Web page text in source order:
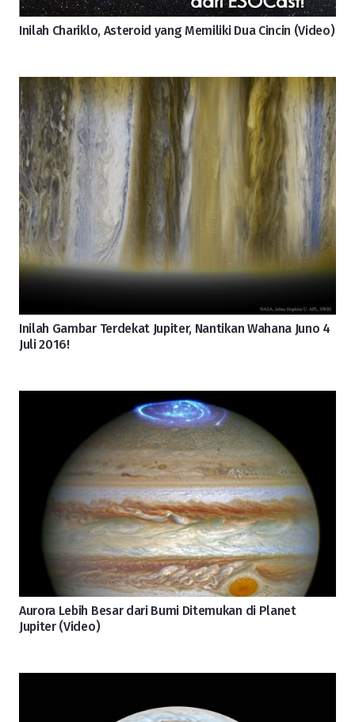
Inilah Chariklo, Asteroid yang Memiliki Dua Cincin (Video)
Inilah Gambar Terdekat Jupiter, Nantikan Wahana Juno 4
Juli 2016!
Aurora Lebih Besar dari Bumi Ditemukan di Planet
Jupiter (Video)